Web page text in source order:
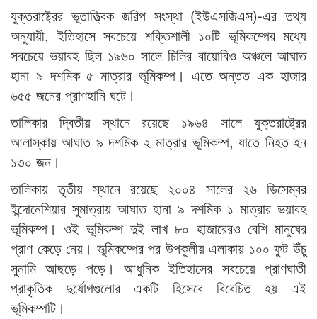
যুক্তরাষ্ট্রের ভূতাত্ত্বিক জরিপ সংস্থা (ইউএসজিএস)-এর তথ্য
অনুযায়ী, ইতিহাসে সবচেয়ে শক্তিশালী ১০টি ভূমিকম্পের মধ্যে
সবচেয়ে ভয়াবহ ছিল ১৯৬০ সালে চিলির বায়োবিও অঞ্চলে আঘাত
হানা ৯ দশমিক ৫ মাত্রার ভূমিকম্প। এতে অন্তত এক হাজার
৬৫৫ জনের প্রাণহানি ঘটে।
তালিকার দ্বিতীয় স্থানে রয়েছে ১৯৬৪ সালে যুক্তরাষ্ট্রের
আলাস্কায় আঘাত ৯ দশমিক ২ মাত্রার ভূমিকম্প, যাতে নিহত হন
১৩০ জন।
তালিকায় তৃতীয় স্থানে রয়েছে ২০০৪ সালের ২৬ ডিসেম্বর
ইন্দোনেশিয়ার সুমাত্রায় আঘাত হানা ৯ দশমিক ১ মাত্রার ভয়াবহ
ভূমিকম্প। ওই ভূমিকম্প দুই লাখ ৮০ হাজারেরও বেশি মানুষের
প্রাণ কেড়ে নেয়। ভূমিকম্পের পর উপকূলীয় এলাকায় ১০০ ফুট উঁচু
সুনামি আছড়ে পড়ে। আধুনিক ইতিহাসের সবচেয়ে প্রাণঘাতী
প্রাকৃতিক দুর্যোগগুলোর একটি হিসেবে বিবেচিত হয় এই
ভূমিকম্পটি।